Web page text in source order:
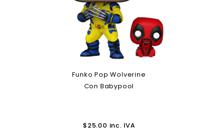
Funko Pop Wolverine
Con Babypool
$25.00 inc. IVA